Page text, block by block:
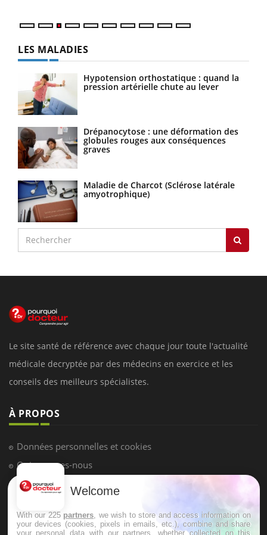
LES MALADIES
Hypotension orthostatique : quand la
pression artérielle chute au lever
Drépanocytose : une déformation des
globules rouges aux conséquences
graves
Maladie de Charcot (Sclérose latérale
amyotrophique)
Le site santé de référence avec chaque jour toute l'actualité
médicale decryptée par des médecins en exercice et les
conseils des meilleurs spécialistes.
À PROPOS
Données personnelles et cookies
Qui sommes-nous
Conditions d'utilisation
Mentions Légales
Welcome
With our 225 partners , we wish to store and access information on
your devices (cookies, pixels in emails, etc.), combine and share
your personal data with our partners, whether collected on this